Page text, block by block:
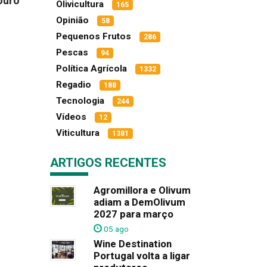
Olivicultura 165
Opinião 58
Pequenos Frutos 286
Pescas 94
Política Agrícola 1332
Regadio 188
Tecnologia 244
Vídeos 12
Viticultura 1381
ARTIGOS RECENTES
Agromillora e Olivum
adiam a DemOlivum
2027 para março
05 ago
Wine Destination
Portugal volta a ligar